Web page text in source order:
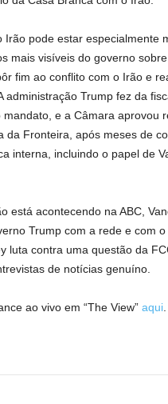
Irão pode estar especialmente
mais visíveis do governo
fim ao conflito com o Irão e
administração Trump fez da
mandato, e a Câmara aprovou
da Fronteira, após meses de
interna, incluindo o papel de
está acontecendo na ABC,
Trump com a rede e com
luta contra uma questão da
de notícias genuíno.
ao vivo em “The View” aqui.